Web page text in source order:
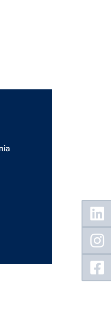
Floating